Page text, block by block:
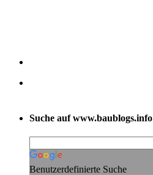
Suche auf www.baublogs.info
Benutzerdefinierte Suche